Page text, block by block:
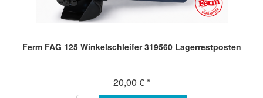
Ferm FAG 125 Winkelschleifer 319560 Lagerrestposten
20,00 € *